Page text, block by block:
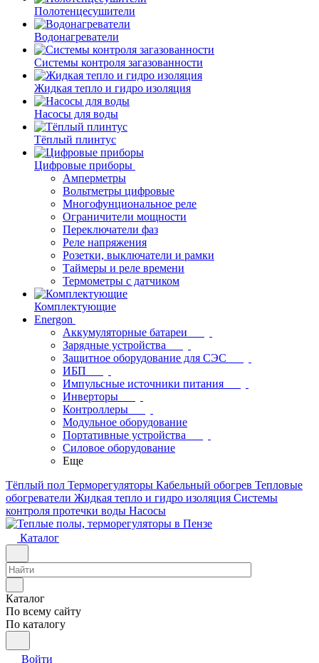
Полотенцесушители
Водонагреватели
Системы контроля загазованности
Жидкая тепло и гидро изоляция
Насосы для воды
Тёплый плинтус
Цифровые приборы
Амперметры
Вольтметры цифровые
Многофунциональное реле
Ограничители мощности
Переключатели фаз
Реле напряжения
Розетки, выключатели и рамки
Таймеры и реле времени
Термометры c датчиком
Комплектующие
Energon
Аккумуляторные батареи
Зарядные устройства
Защитное оборудование для СЭС
ИБП
Импульсные источники питания
Инверторы
Контроллеры
Модульное оборудование
Портативные устройства
Силовое оборудование
Еще
Тёплый пол Терморегуляторы Кабельный обогрев Тепловые
обогреватели Жидкая тепло и гидро изоляция Системы
контроля протечки воды Насосы
Каталог
Каталог
По всему сайту
По каталогу
Войти